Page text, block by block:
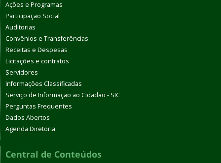
Ações e Programas
Participação Social
Auditorias
Convênios e Transferências
Receitas e Despesas
Licitações e contratos
Servidores
Informações Classificadas
Serviço de Informação ao Cidadão - SIC
Perguntas Frequentes
Dados Abertos
Agenda Diretoria
Central de Conteúdos